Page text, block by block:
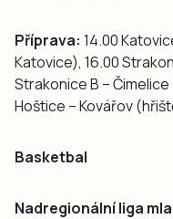
Příprava: 14.00
Katovice), 16.00
Strakonice B –
Hoštice – Kovářov
Basketbal
Nadregionální liga